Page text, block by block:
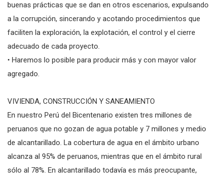
buenas prácticas que se dan en otros escenarios, expulsando
a la corrupción, sincerando y acotando procedimientos que
faciliten la exploración, la explotación, el control y el cierre
adecuado de cada proyecto.
• Haremos lo posible para producir más y con mayor valor
agregado.
VIVIENDA, CONSTRUCCIÓN Y SANEAMIENTO
En nuestro Perú del Bicentenario existen tres millones de
peruanos que no gozan de agua potable y 7 millones y medio
de alcantarillado. La cobertura de agua en el ámbito urbano
alcanza al 95% de peruanos, mientras que en el ámbito rural
sólo al 78%. En alcantarillado todavía es más preocupante,